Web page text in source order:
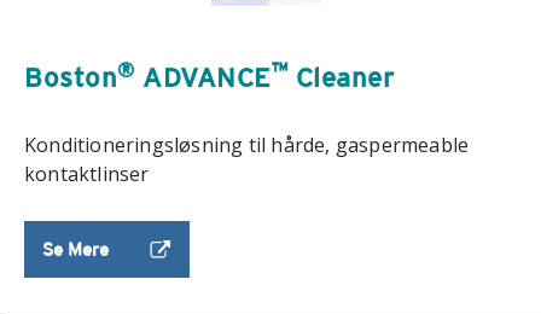
Boston® ADVANCE™ Cleaner
Konditioneringsløsning til hårde, gaspermeable
kontaktlinser
Se Mere